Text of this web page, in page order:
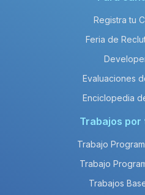
Registra tu
Feria de
Evaluaciones
Enciclopedia
Trabajos por
Trabajo
Trabajo
Trabajos